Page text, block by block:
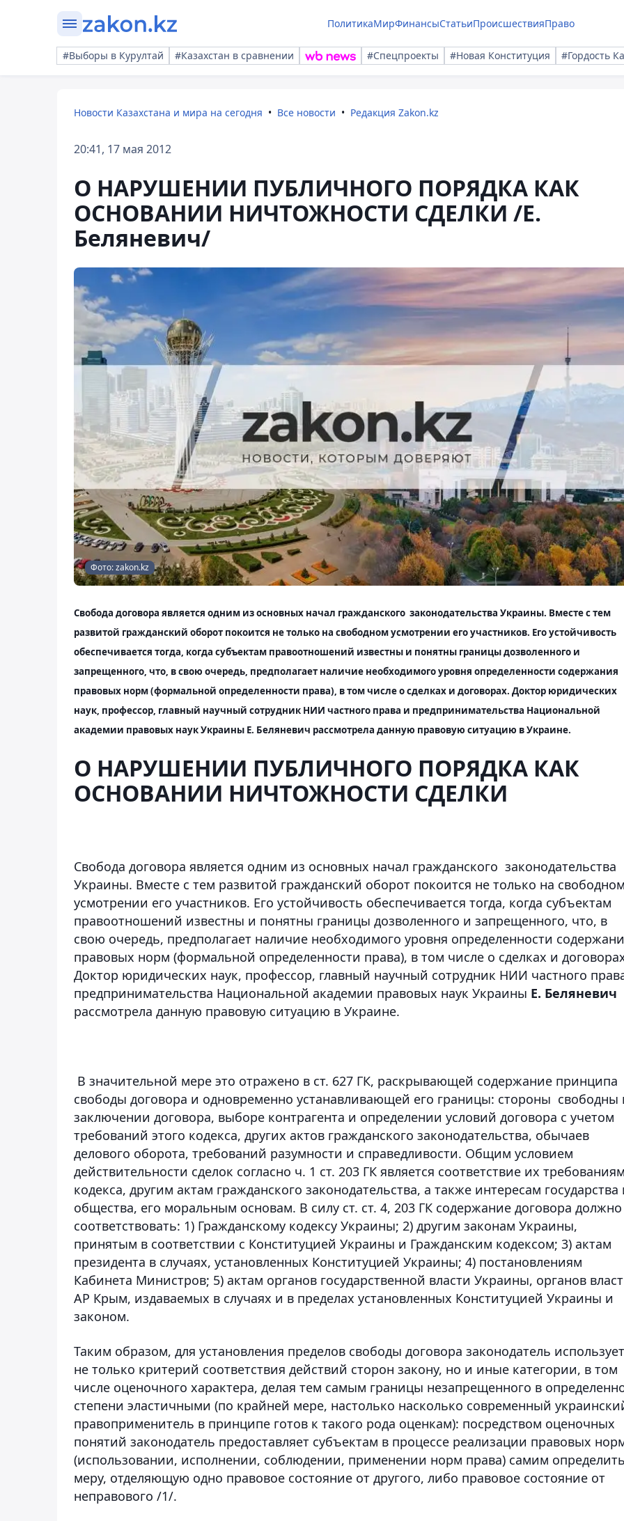
ПолитикаМирФинансыСтатьиПроисшествияПраво
#Выборы в Курултай #Казахстан в сравнении #Спецпроекты #Новая Конституция #Гордость
Новости Казахстана и мира на сегодня Все новости Редакция Zakon.kz
20:41, 17 мая 2012
О НАРУШЕНИИ ПУБЛИЧНОГО ПОРЯДКА КАК
ОСНОВАНИИ НИЧТОЖНОСТИ СДЕЛКИ /Е.
Беляневич/
Фото: zakon.kz
Свобода договора является одним из основных начал гражданского законодательства Украины. Вместе с тем
развитой гражданский оборот покоится не только на свободном усмотрении его участников. Его устойчивость
обеспечивается тогда, когда субъектам правоотношений известны и понятны границы дозволенного и
запрещенного, что, в свою очередь, предполагает наличие необходимого уровня определенности содержания
правовых норм (формальной определенности права), в том числе о сделках и договорах. Доктор юридических
наук, профессор, главный научный сотрудник НИИ частного права и предпринимательства Национальной
академии правовых наук Украины Е. Беляневич рассмотрела данную правовую ситуацию в Украине.
О НАРУШЕНИИ ПУБЛИЧНОГО ПОРЯДКА КАК
ОСНОВАНИИ НИЧТОЖНОСТИ СДЕЛКИ
Свобода договора является одним из основных начал гражданского законодательства
Украины. Вместе с тем развитой гражданский оборот покоится не только на свободном
усмотрении его участников. Его устойчивость обеспечивается тогда, когда субъектам
правоотношений известны и понятны границы дозволенного и запрещенного, что, в
свою очередь, предполагает наличие необходимого уровня определенности
правовых норм (формальной определенности права), в том числе о сделках и
Доктор юридических наук, профессор, главный научный сотрудник НИИ частного
предпринимательства Национальной академии правовых наук Украины Е. Беляневич
рассмотрела данную правовую ситуацию в Украине.
В значительной мере это отражено в ст. 627 ГК, раскрывающей содержание принципа
свободы договора и одновременно устанавливающей его границы: стороны свободны
заключении договора, выборе контрагента и определении условий договора с учетом
требований этого кодекса, других актов гражданского законодательства, обычаев
делового оборота, требований разумности и справедливости. Общим условием
действительности сделок согласно ч. 1 ст. 203 ГК является соответствие их требованиям
кодекса, другим актам гражданского законодательства, а также интересам государства
общества, его моральным основам. В силу ст. ст. 4, 203 ГК содержание договора должно
соответствовать: 1) Гражданскому кодексу Украины; 2) другим законам Украины,
принятым в соответствии с Конституцией Украины и Гражданским кодексом; 3) актам
президента в случаях, установленных Конституцией Украины; 4) постановлениям
Кабинета Министров; 5) актам органов государственной власти Украины, органов
АР Крым, издаваемых в случаях и в пределах установленных Конституцией Украины и
законом.
Таким образом, для установления пределов свободы договора законодатель использует
не только критерий соответствия действий сторон закону, но и иные категории, в том
числе оценочного характера, делая тем самым границы незапрещенного в
степени эластичными (по крайней мере, настолько насколько современный
правоприменитель в принципе готов к такого рода оценкам): посредством оценочных
понятий законодатель предоставляет субъектам в процессе реализации правовых
(использовании, исполнении, соблюдении, применении норм права) самим определить
меру, отделяющую одно правовое состояние от другого, либо правовое состояние от
неправового /1/.